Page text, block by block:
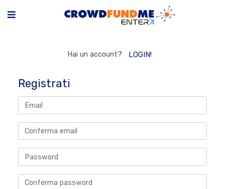
Hai un account? LOGIN!
Registrati